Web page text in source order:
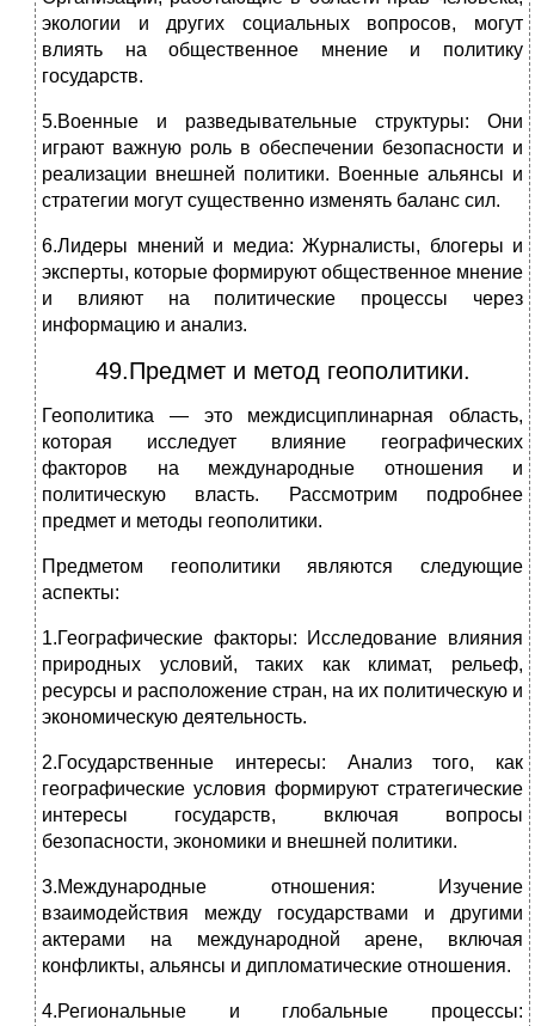
экологии и других социальных вопросов, могут
влиять на общественное мнение и политику
государств.
5.Военные и разведывательные структуры: Они
играют важную роль в обеспечении безопасности и
реализации внешней политики. Военные альянсы и
стратегии могут существенно изменять баланс сил.
6.Лидеры мнений и медиа: Журналисты, блогеры и
эксперты, которые формируют общественное мнение
и влияют на политические процессы через
информацию и анализ.
49.Предмет и метод геополитики.
Геополитика — это междисциплинарная область,
которая исследует влияние географических
факторов на международные отношения и
политическую власть. Рассмотрим подробнее
предмет и методы геополитики.
Предметом геополитики являются следующие
аспекты:
1.Географические факторы: Исследование влияния
природных условий, таких как климат, рельеф,
ресурсы и расположение стран, на их политическую и
экономическую деятельность.
2.Государственные интересы: Анализ того, как
географические условия формируют стратегические
интересы государств, включая вопросы
безопасности, экономики и внешней политики.
3.Международные отношения: Изучение
взаимодействия между государствами и другими
актерами на международной арене, включая
конфликты, альянсы и дипломатические отношения.
4.Региональные и глобальные процессы: